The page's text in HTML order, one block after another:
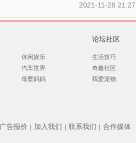
2021-11-28 21:27
休闲娱乐
汽车世界
母婴妈妈
论坛社区
生活技巧
奇趣社区
我爱宠物
广告报价 加入我们 联系我们 合作媒体